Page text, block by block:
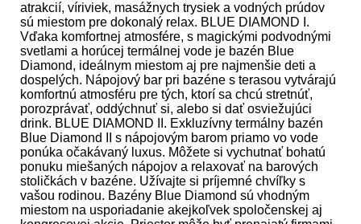
atrakcií, víriviek, masážnych trysiek a vodných prúdov
sú miestom pre dokonalý relax. BLUE DIAMOND I.
Vďaka komfortnej atmosfére, s magickými podvodnými
svetlami a horúcej termálnej vode je bazén Blue
Diamond, ideálnym miestom aj pre najmenšie deti a
dospelých. Nápojový bar pri bazéne s terasou vytvárajú
komfortnú atmosféru pre tých, ktorí sa chcú stretnúť,
porozprávať, oddýchnuť si, alebo si dať osviežujúci
drink. BLUE DIAMOND II. Exkluzívny termálny bazén
Blue Diamond II s nápojovým barom priamo vo vode
ponúka očakávaný luxus. Môžete si vychutnať bohatú
ponuku miešaných nápojov a relaxovať na barových
stoličkách v bazéne. Užívajte si príjemné chvíľky s
vašou rodinou. Bazény Blue Diamond sú vhodným
miestom na usporiadanie akejkoľvek spoločenskej aj